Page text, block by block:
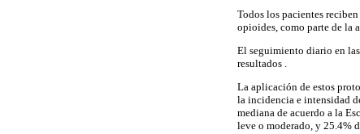
Todos los pacientes
opioides, como parte de la
El seguimiento diario en
resultados .
La aplicación de estos
la incidencia e intensidad
mediana de acuerdo a la
leve o moderado, y 25.4%